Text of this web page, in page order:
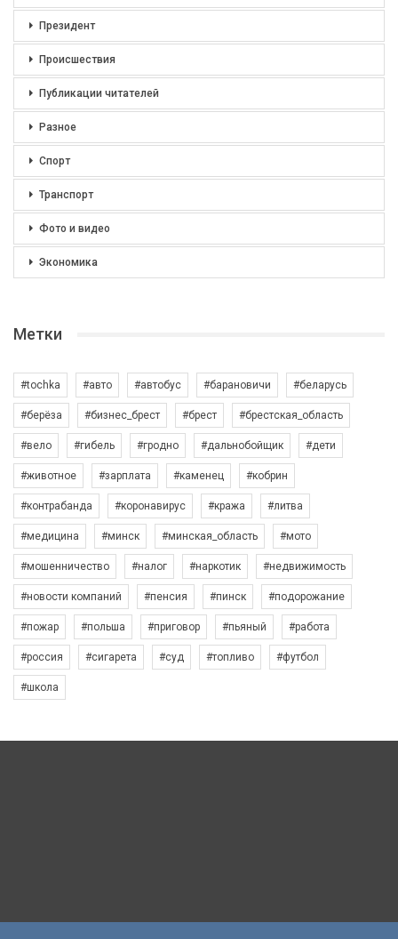
Президент
Происшествия
Публикации читателей
Разное
Спорт
Транспорт
Фото и видео
Экономика
Метки
#tochka #авто #автобус #барановичи #беларусь
#берёза #бизнес_брест #брест #брестская_область
#вело #гибель #гродно #дальнобойщик #дети
#животное #зарплата #каменец #кобрин
#контрабанда #коронавирус #кража #литва
#медицина #минск #минская_область #мото
#мошенничество #налог #наркотик #недвижимость
#новости компаний #пенсия #пинск #подорожание
#пожар #польша #приговор #пьяный #работа
#россия #сигарета #суд #топливо #футбол
#школа